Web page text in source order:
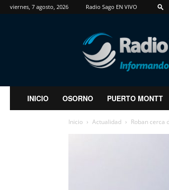
viernes, 7 agosto, 2026 Radio Sago EN VIVO
RadioSago
INICIO OSORNO PUERTO MONTT
Inicio Actualidad Roban cerca